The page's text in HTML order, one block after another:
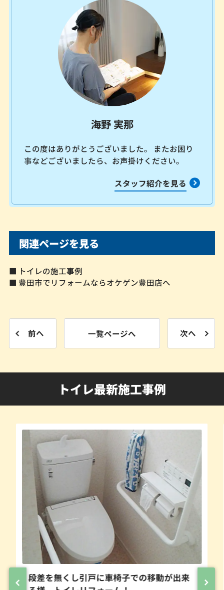
海野 実那
この度はありがとうございました。 またお困り
事などございましたら、お声掛けください。
スタッフ紹介を見る
関連ページを見る
■ トイレの施工事例
■ 豊田市でリフォームならオケゲン豊田店へ
前へ 一覧ページへ 次へ
トイレ最新施工事例
段差を無くし引戸に車椅子での移動が出来